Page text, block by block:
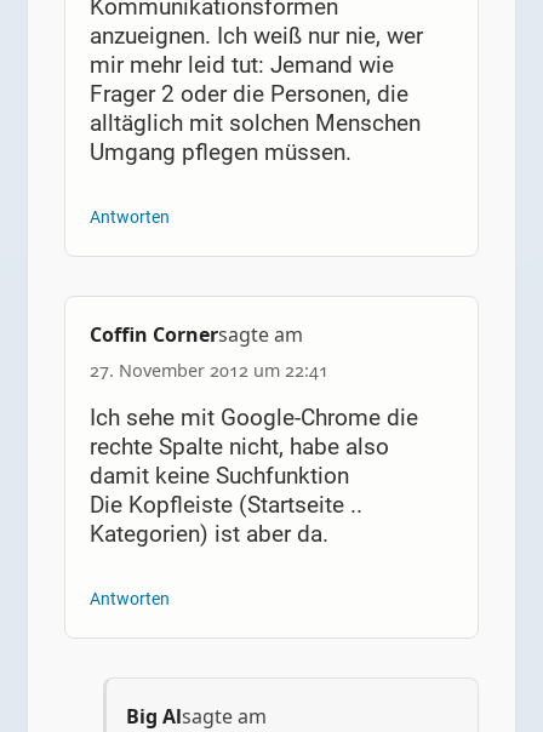
Kommunikationsformen
anzueignen. Ich weiß nur nie, wer
mir mehr leid tut: Jemand wie
Frager 2 oder die Personen, die
alltäglich mit solchen Menschen
Umgang pflegen müssen.
Antworten
Coffin Cornersagte am
27. November 2012 um 22:41
Ich sehe mit Google-Chrome die
rechte Spalte nicht, habe also
damit keine Suchfunktion
Die Kopfleiste (Startseite ..
Kategorien) ist aber da.
Antworten
Big Alsagte am